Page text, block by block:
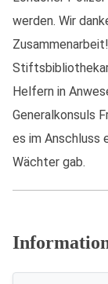
werden. Wir
Helfern in
Generalkonsuls
es im Anschluss
Wächter gab.